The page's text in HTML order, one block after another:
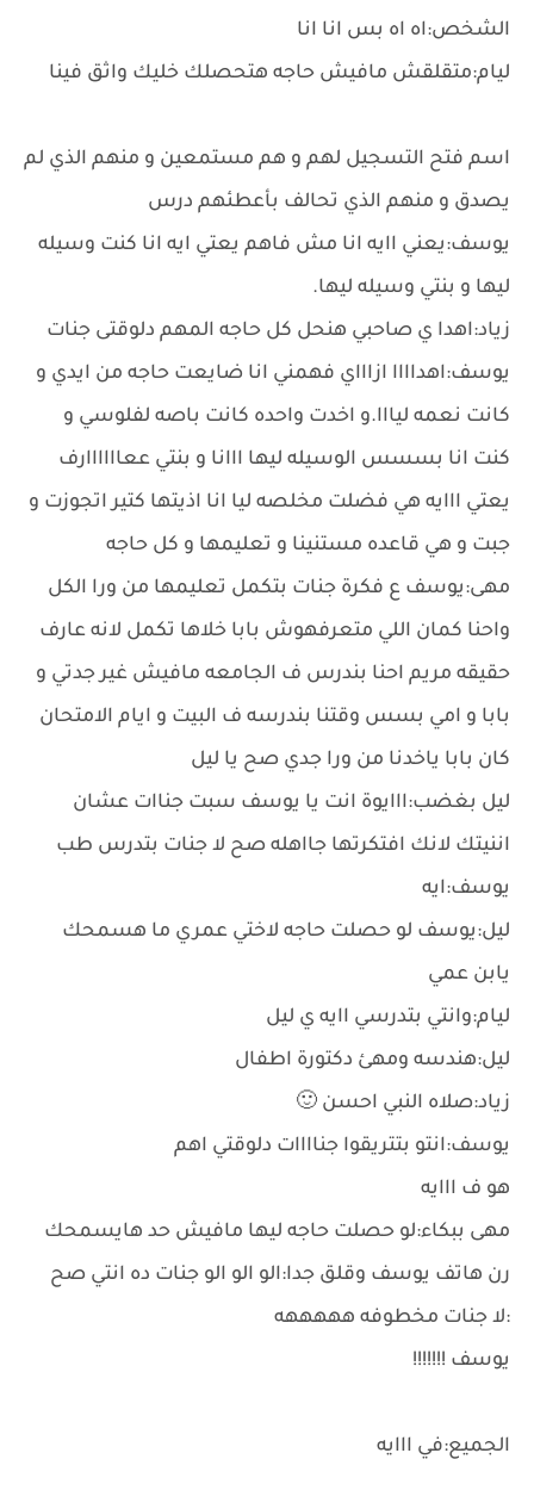
الشخص:اه اه بس انا انا
ليام:متقلقش مافيش حاجه هتحصلك خليك واثق فينا
اسم فتح التسجيل لهم و هم مستمعين و منهم الذي لم
يصدق و منهم الذي تحالف بأعطئهم درس
يوسف:يعني اايه انا مش فاهم يعتي ايه انا كنت وسيله
ليها و بنتي وسيله ليها.
زياد:اهدا ي صاحبي هنحل كل حاجه المهم دلوقتى جنات
يوسف:اهداااا ازاااي فهمني انا ضايعت حاجه من ايدي و
كانت نعمه ليااا.و اخدت واحده كانت باصه لفلوسي و
كنت انا بسسس الوسيله ليها ااانا و بنتي ععاااااارف
يعتي ااايه هي فضلت مخلصه ليا انا اذيتها كتير اتجوزت و
جبت و هي قاعده مستنينا و تعليمها و كل حاجه
مهى:يوسف ع فكرة جنات بتكمل تعليمها من ورا الكل
واحنا كمان اللي متعرفهوش بابا خلاها تكمل لانه عارف
حقيقه مريم احنا بندرس ف الجامعه مافيش غير جدتي و
بابا و امي بسس وقتنا بندرسه ف البيت و ايام الامتحان
كان بابا ياخدنا من ورا جدي صح يا ليل
ليل بغضب:ااايوة انت يا يوسف سبت جناات عشان
اننيتك لانك افتكرتها جااهله صح لا جنات بتدرس طب
يوسف:ايه
ليل:يوسف لو حصلت حاجه لاختي عمري ما هسمحك
يابن عمي
ليام:وانتي بتدرسي اايه ي ليل
ليل:هندسه ومهئ دكتورة اطفال
زياد:صلاه النبي احسن 🙂
يوسف:انتو بتتريقوا جناااات دلوقتي اهم
هو ف ااايه
مهى ببكاء:لو حصلت حاجه ليها مافيش حد هايسمحك
رن هاتف يوسف وقلق جدا:الو الو الو جنات ده انتي صح
:لا جنات مخطوفه هههههه
يوسف !!!!!!!
الجميع:في ااايه